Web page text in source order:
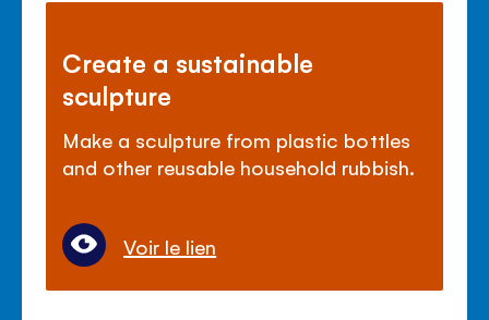
Create a sustainable
sculpture
Make a sculpture from plastic bottles
and other reusable household rubbish.
Voir le lien